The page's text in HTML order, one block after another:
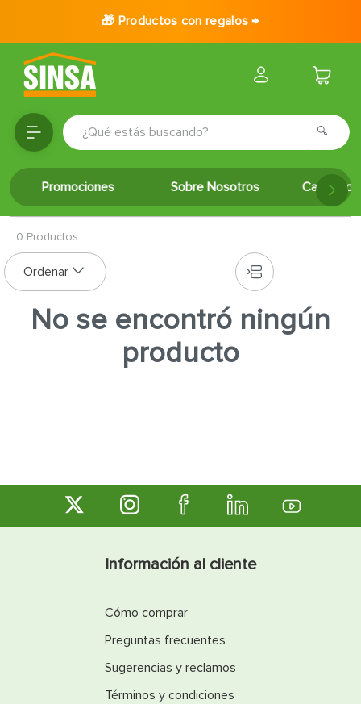
🎁 Productos con regalos →
¿Qué estás buscando?
Promociones Sobre Nosotros Catálogo
0 Productos
No se encontró ningún
producto
Información al cliente
Cómo comprar
Preguntas frecuentes
Sugerencias y reclamos
Términos y condiciones
TÉRMINOS MÁS BUSCADOS
1.
porcelanato
2.
ceramica
baldosa
cerradura
6.
fachaleta
7.
inodoro